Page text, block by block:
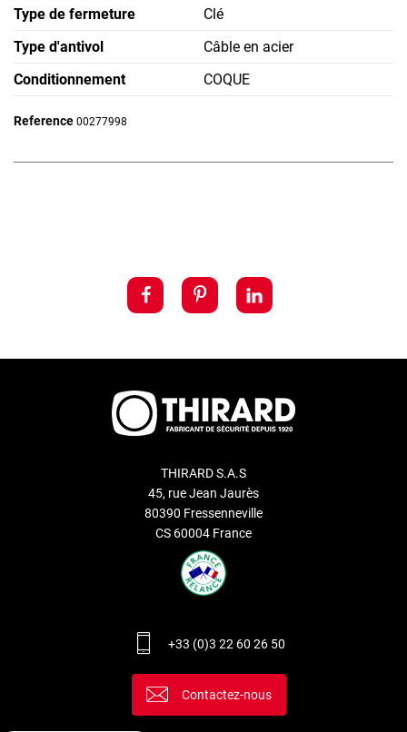
Type de fermeture
Clé
Type d'antivol
Câble en acier
Conditionnement
COQUE
Reference 00277998
THIRARD S.A.S
45, rue Jean Jaurès
80390 Fressenneville
CS 60004 France
+33 (0)3 22 60 26 50
Contactez-nous